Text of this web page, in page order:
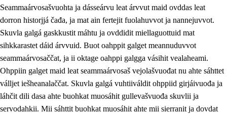
1.4 Hutkanillu, beroštupmi ja suokkardanhuovva
1.5 Luondduákten ja birasdiđolašvuohta
Demokratiija ja mielváikkuheapmi
Seammaárvosašvuohta ja dásseárvu leat árvvut maid ovddas leat
dorron historjjá čađa, ja mat ain fertejit fuolahuvvot ja nannejuvvot.
Skuvla galgá gaskkustit máhtu ja ovddidit miellaguottuid mat
sihkkarastet dáid árvvuid. Buot oahppit galget meannuduvvot
seammaárvosaččat, ja ii oktage oahppi galgga vásihit vealaheami.
Ohppiin galget maid leat seammaárvosaš vejolašvuođat nu ahte sáhttet
válljet iešheanalaččat. Skuvla galgá vuhtiiváldit ohppiid girjáivuođa ja
láhčit dili dasa ahte buohkat muosáhit gullevašvuođa skuvlii ja
servodahkii. Mii sáhttit buohkat muosáhit ahte mii sierranit ja dovdat